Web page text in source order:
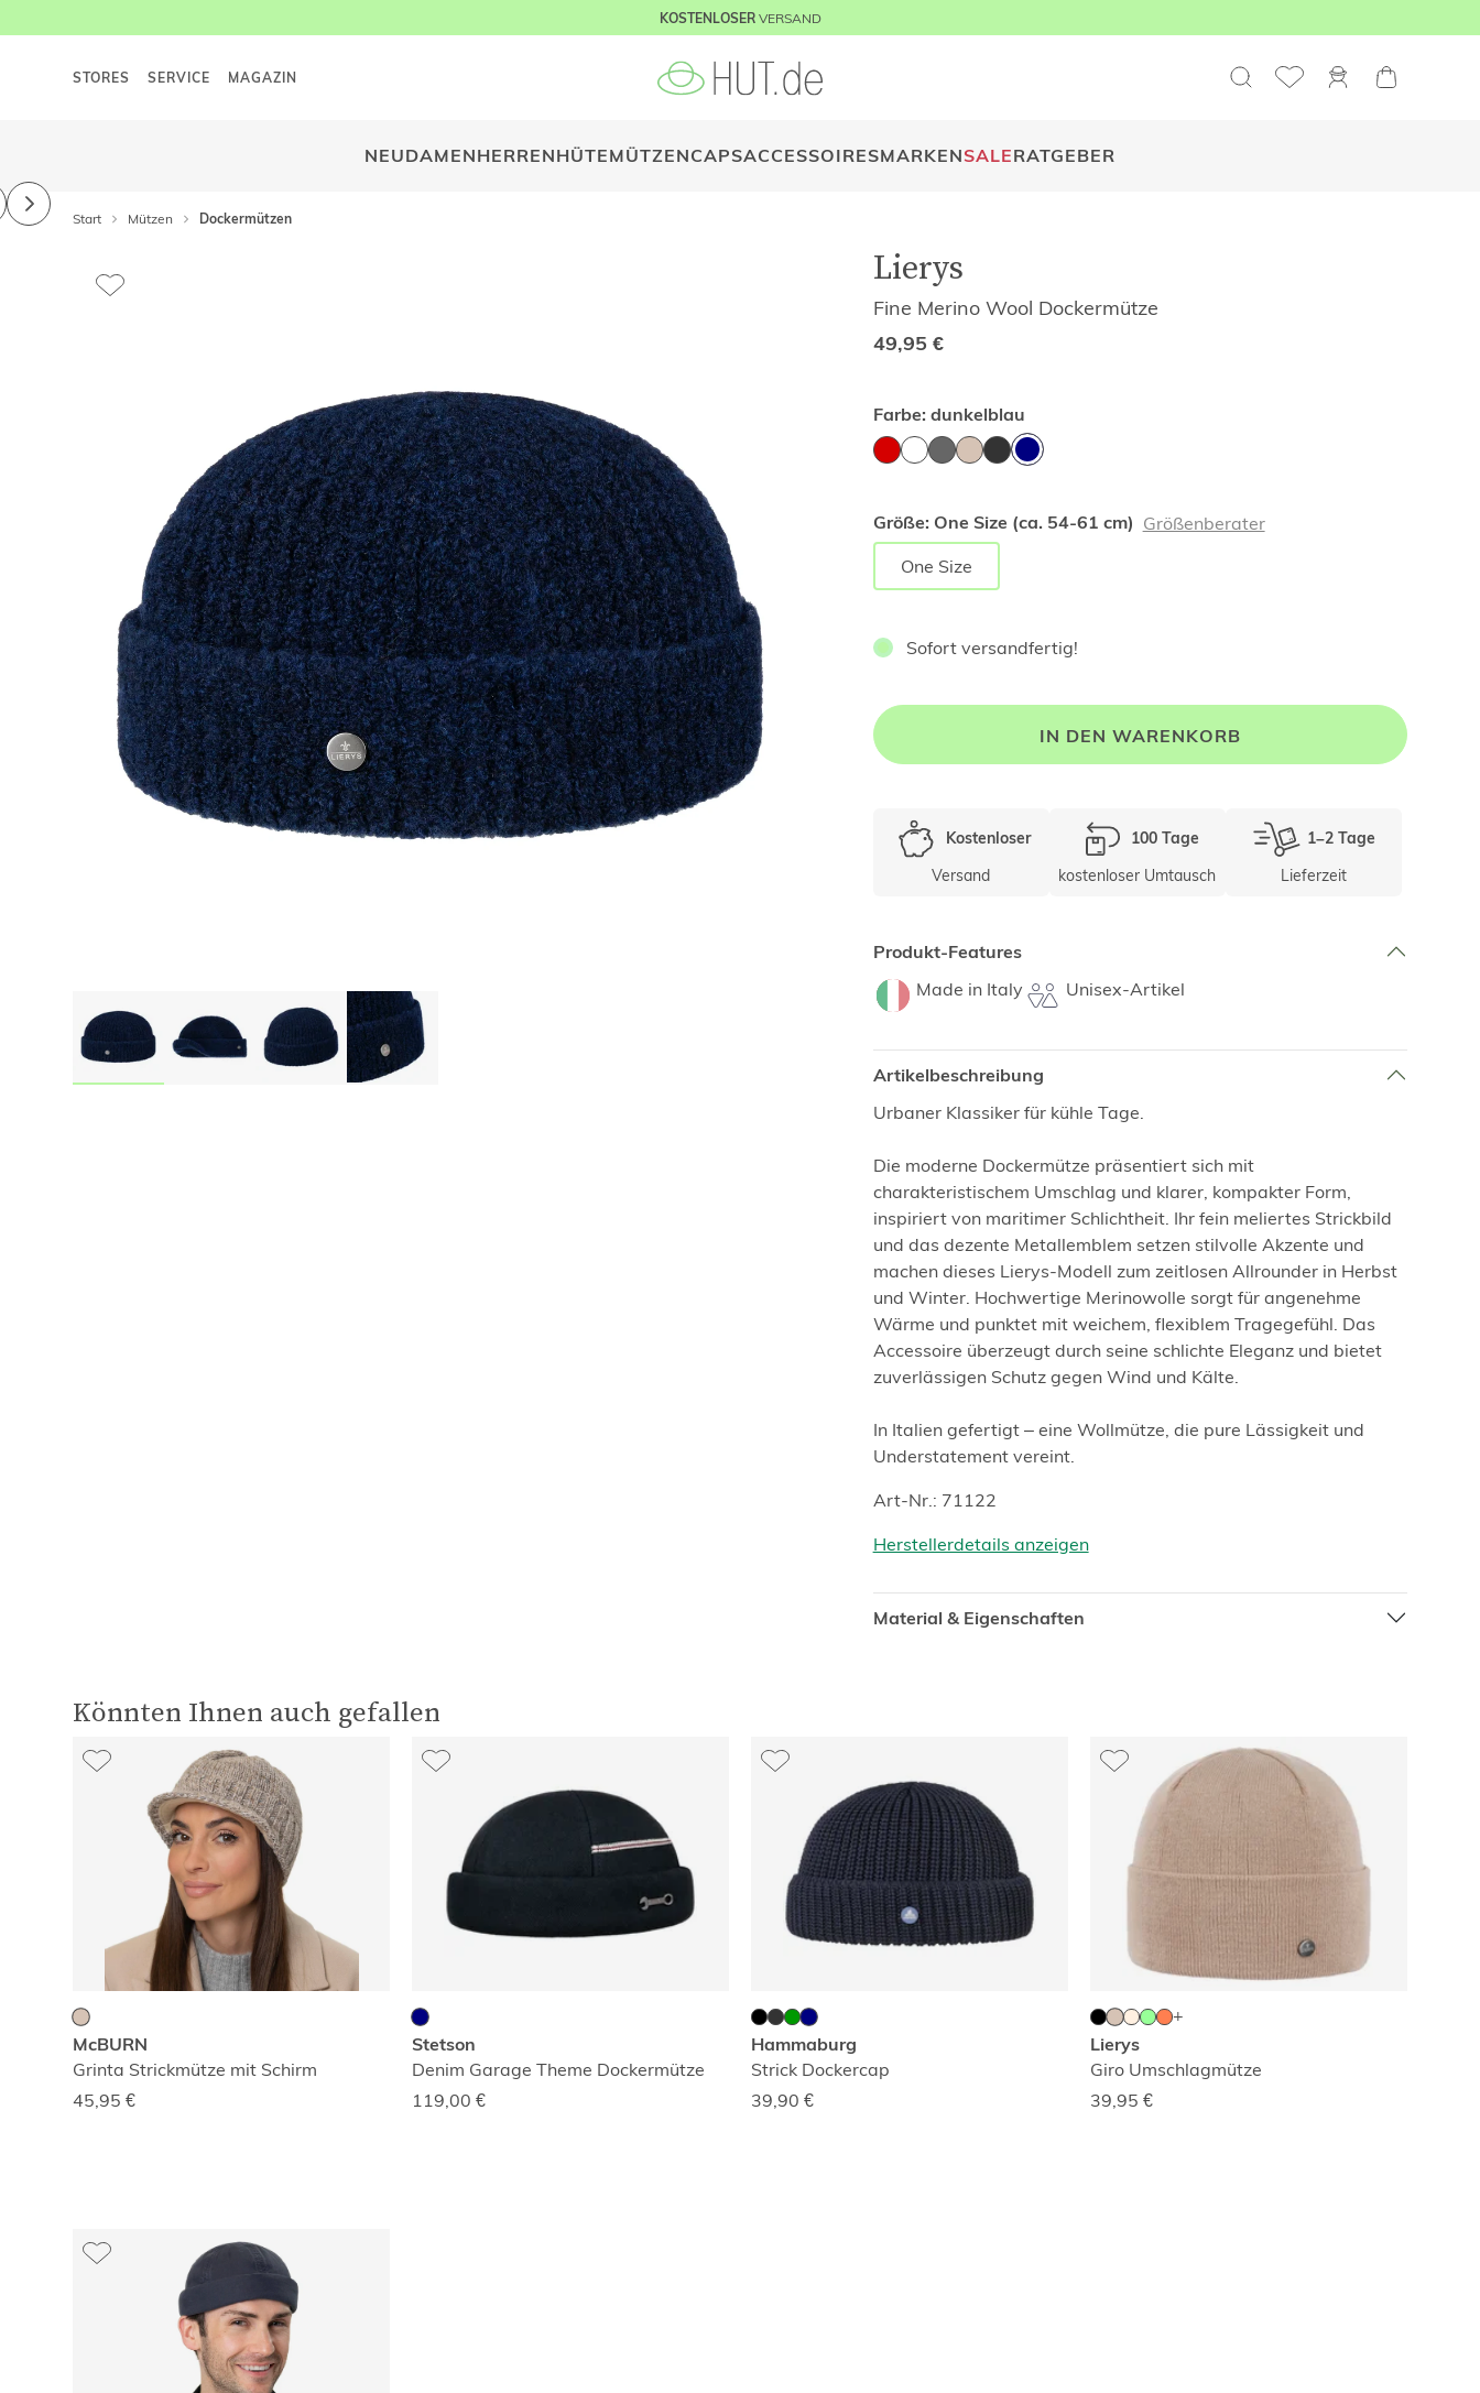
KOSTENLOSERVERSAND
STORES SERVICE MAGAZIN
NEUDAMENHERRENHÜTEMÜTZENCAPSACCESSOIRESMARKENSALERATGEBER
Start Mützen Dockermützen
Lierys
Fine Merino Wool Dockermütze
49,95 €
Farbe: dunkelblau
Größe: One Size (ca. 54-61 cm) Größenberater
One Size
Sofort versandfertig!
IN DEN WARENKORB
Kostenloser
Versand
100 Tage
kostenloser Umtausch
1–2 Tage
Lieferzeit
Produkt-Features
Made in Italy Unisex-Artikel
Artikelbeschreibung
Urbaner Klassiker für kühle Tage.
Die moderne Dockermütze präsentiert sich mit
charakteristischem Umschlag und klarer, kompakter Form,
inspiriert von maritimer Schlichtheit. Ihr fein meliertes Strickbild
und das dezente Metallemblem setzen stilvolle Akzente und
machen dieses Lierys-Modell zum zeitlosen Allrounder in Herbst
und Winter. Hochwertige Merinowolle sorgt für angenehme
Wärme und punktet mit weichem, flexiblem Tragegefühl. Das
Accessoire überzeugt durch seine schlichte Eleganz und bietet
zuverlässigen Schutz gegen Wind und Kälte.
In Italien gefertigt – eine Wollmütze, die pure Lässigkeit und
Understatement vereint.
Art-Nr.: 71122
Herstellerdetails anzeigen
Material & Eigenschaften
Könnten Ihnen auch gefallen
McBURN
Grinta Strickmütze mit Schirm
45,95 €
Stetson
Denim Garage Theme Dockermütze
119,00 €
Hammaburg
Strick Dockercap
39,90 €
Lierys
Giro Umschlagmütze
39,95 €